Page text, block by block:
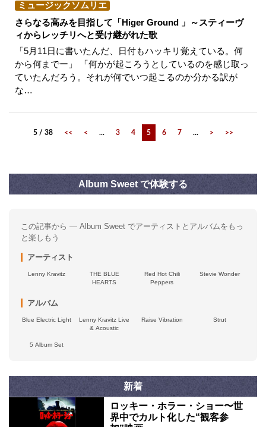
ミュージックソムリエ
さらなる高みを目指して「Higer Ground 」～スティーヴ
ィからレッチリへと受け継がれた歌
「5月11日に書いたんだ、日付もハッキリ覚えている。何
から何までー」 「何かが起ころうとしているのを感じ取っ
ていたんだろう。それが何でいつ起こるのか分かる訳が
な…
5 / 38 << < ... 3 4 5 6 7 ... > >>
Album Sweet で体験する
この記事から — Album Sweet でアーティストとアルバムをもっ
と楽しもう
アーティスト
Lenny Kravitz
THE BLUE
HEARTS
Red Hot Chili
Peppers
Stevie Wonder
アルバム
Blue Electric Light
Lenny Kravitz Live
& Acoustic
Raise Vibration Strut
5 Album Set
新着
ロッキー・ホラー・ショー〜世
界中でカルト化した“観客参